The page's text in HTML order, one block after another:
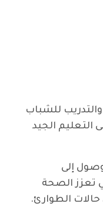
للشباب
الجيد
إلى
تعزز الصحة
حالات الطوارئ.